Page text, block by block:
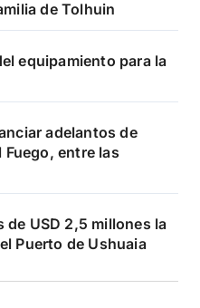
de Tolhuin
equipamiento para la
adelantos de
entre las
USD 2,5 millones la
Puerto de Ushuaia